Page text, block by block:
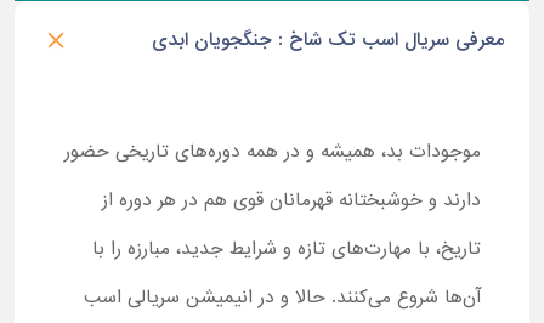
معرفی سریال اسب تک شاخ : جنگجویان ابدی
موجودات بد، همیشه و در همه دوره‌های تاریخی حضور
دارند و خوشبختانه قهرمانان قوی هم در هر دوره از
تاریخ، با مهارت‌های تازه و شرایط جدید، مبارزه را با
آن‌ها شروع می‌کنند. حالا و در انیمیشن سریالی اسب